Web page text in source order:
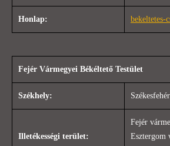
Honlap: bekeltetes-
Fejér Vármegyei Békéltető Testület
Székhely:
Illetékességi terület:
Fejér
Esztergom